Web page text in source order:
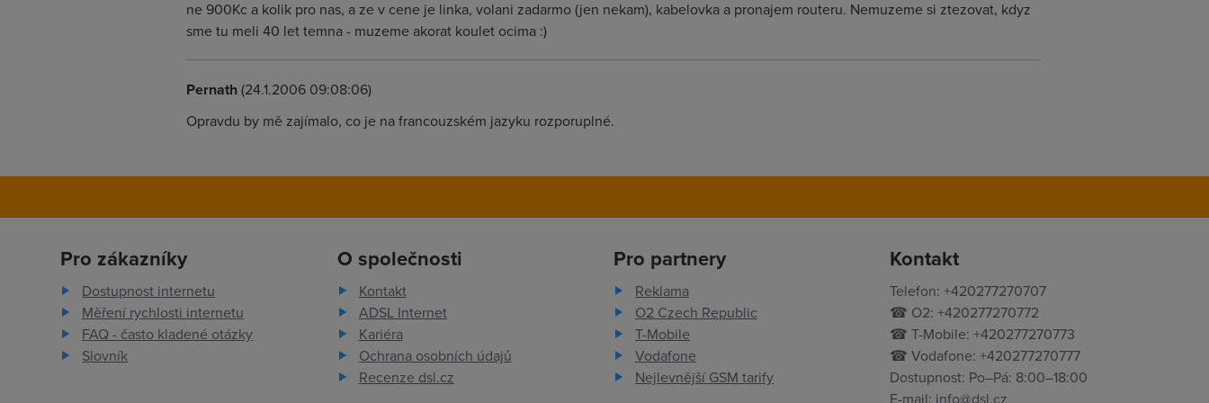
ne 900Kc a kolik pro nas, a ze v cene je linka, volani zadarmo (jen nekam), kabelovka a pronajem routeru. Nemuzeme si ztezovat, kdyz
sme tu meli 40 let temna - muzeme akorat koulet ocima :)
Pernath(24.1.2006 09:08:06)
Opravdu by mě zajímalo, co je na francouzském jazyku rozporuplné.
Pro zákazníky
Dostupnost internetu
Měření rychlosti internetu
FAQ - často kladené otázky
Slovník
O společnosti
Kontakt
ADSL Internet
Kariéra
Ochrana osobních údajů
Recenze dsl.cz
Pro partnery
Reklama
O2 Czech Republic
T-Mobile
Vodafone
Nejlevnější GSM tarify
Kontakt
Telefon: +420277270707
☎ O2: +420277270772
☎ T-Mobile: +420277270773
☎ Vodafone: +420277270777
Dostupnost: Po–Pá: 8:00–18:00
E-mail: info@dsl.cz